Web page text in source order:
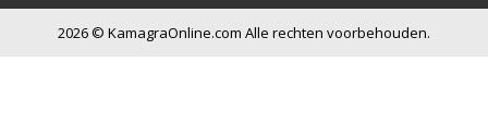
2026 © KamagraOnline.com Alle rechten voorbehouden.